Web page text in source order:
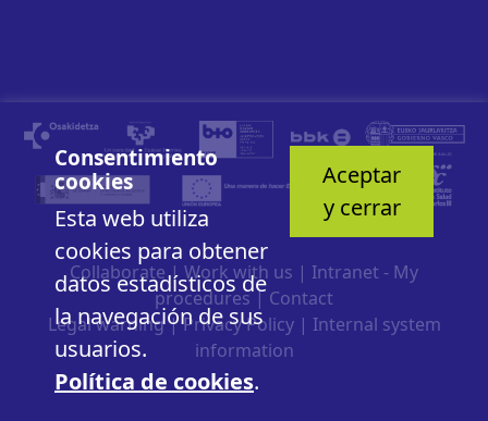
Consentimiento
cookies
Esta web utiliza
cookies para obtener
datos estadísticos de
la navegación de sus
usuarios.
Política de cookies.
Aceptar
y cerrar
Collaborate| Work with us | Intranet - My
procedures|Contact
Legal warning|Privacy Policy| Internal system
information